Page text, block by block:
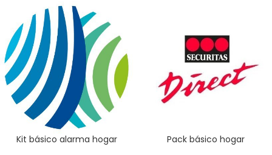
Kit básico alarma hogar Pack básico hogar